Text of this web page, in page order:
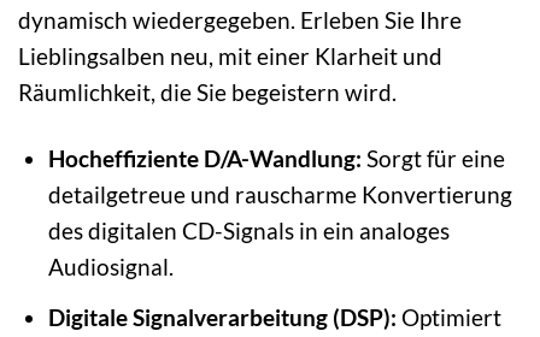
dynamisch wiedergegeben. Erleben Sie Ihre
Lieblingsalben neu, mit einer Klarheit und
Räumlichkeit, die Sie begeistern wird.
Hocheffiziente D/A-Wandlung: Sorgt für eine
detailgetreue und rauscharme Konvertierung
des digitalen CD-Signals in ein analoges
Audiosignal.
Digitale Signalverarbeitung (DSP): Optimiert